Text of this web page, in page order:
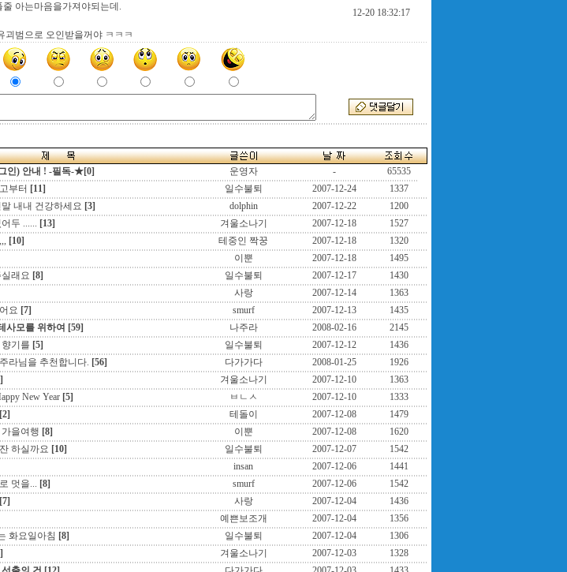
줄 아는마음을가져야되는데.
괴범으로 오인받을꺼야 ㅋㅋㅋ
12-20 18:32:17
인) 안내 ! -필독-★[0] 운영자 -
65535
부터 [11] 일수불퇴 2007-12-24
1337
내내 건강하세요 [3] dolphin 2007-12-22
1200
두 ...... [13] 겨울소나기 2007-12-18
1527
[10] 테중인 짝꿍 2007-12-18
1320
이뿐 2007-12-18
1495
래요 [8] 일수불퇴 2007-12-17
1430
사랑 2007-12-14
1363
요 [7] smurf 2007-12-13
1435
사모를 위하여 [59] 나주라 2008-02-16
2145
기를 [5] 일수불퇴 2007-12-12
1436
라님을 추천합니다. [56] 다가가다 2008-01-25
1926
겨울소나기 2007-12-10
1363
New Year [5] ㅂㄴㅅ 2007-12-10
1333
[2] 테돌이 2007-12-08
1479
을여행 [8] 이뿐 2007-12-08
1620
하실까요 [10] 일수불퇴 2007-12-07
1542
insan 2007-12-06
1441
멋을... [8] smurf 2007-12-06
1542
[7] 사랑 2007-12-04
1436
예쁜보조개 2007-12-04
1356
화요일아침 [8] 일수불퇴 2007-12-04
1306
겨울소나기 2007-12-03
1328